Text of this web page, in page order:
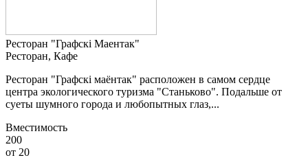
Ресторан "Графскi Маентак"
Ресторан, Кафе
Ресторан "Графскi маёнтак" расположен в самом сердце
центра экологического туризма "Станьково". Подальше от
суеты шумного города и любопытных глаз,...
Вместимость
200
от 20